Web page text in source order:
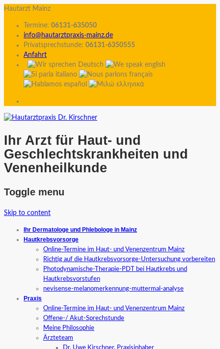
Hautarzt Mainz
Termine: 06131-635050
info@hautarztpraxis-mainz.de
Privatsprechstunde: 06131-6350555
Anfahrt
Ihr Arzt für Haut- und
Geschlechtskrankheiten und
Venenheilkunde
Toggle menu
Skip to content
Ihr Dermatologe und Phlebologe in Mainz
Hautkrebsvorsorge
Online-Termine im Haut- und Venenzentrum Mainz
Richtig auf die Hautkrebsvorsorge-Untersuchung vorbereiten
Photodynamische-Therapie-PDT bei Hautkrebs und
Hautkrebsvorstufen
nevisense-melanomerkennung-muttermal-analyse
Praxis
Online-Termine im Haut- und Venenzentrum Mainz
Offene-/ Akut-Sprechstunde
Meine Philosophie
Ärzteteam
Dr. Uwe Kirschner, Praxisinhaber